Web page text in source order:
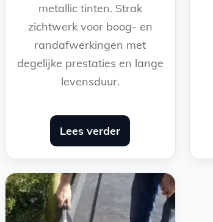
metallic tinten. Strak
zichtwerk voor boog- en
randafwerkingen met
degelijke prestaties en lange
levensduur.
Lees verder